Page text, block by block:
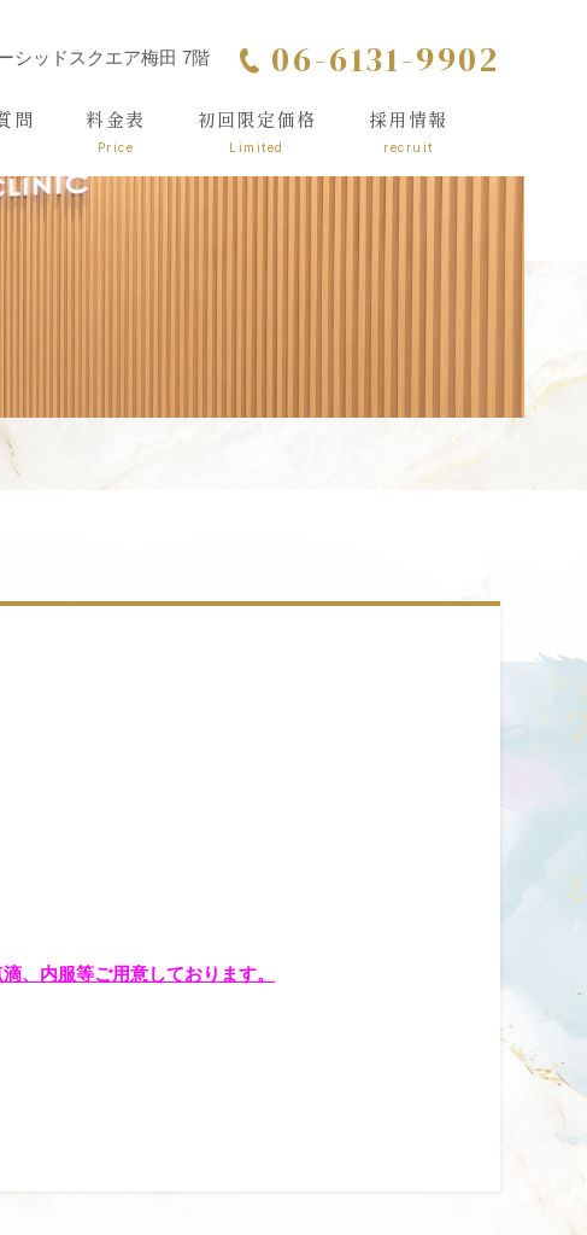
シッドスクエア梅田 7階 06-6131-9902
問 料金表
Price
初回限定価格
Limited
採用情報
recruit
、内服等ご用意しております。